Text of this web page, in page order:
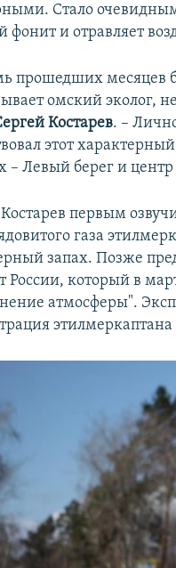
Стало
фонит и отравляет
прошедших месяцев
омский эколог,
Костарев. –
этот
– Левый берег и
первым
газа
запах. Позже
России, который в
атмосферы".